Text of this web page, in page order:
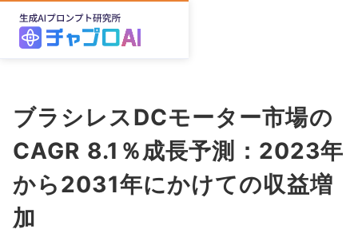
ブラシレスDCモーター市場の
CAGR 8.1％成長予測：2023年
から2031年にかけての収益増
加